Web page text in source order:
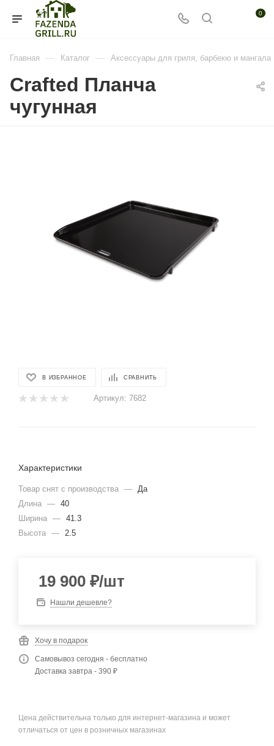
0
Главная — Каталог — Аксессуары для гриля, барбекю и мангала
Crafted Планча
чугунная
В ИЗБРАННОЕ СРАВНИТЬ
Артикул: 7682
Характеристики
Товар снят с производства — Да
Длина — 40
Ширина — 41.3
Высота — 2.5
19 900 ₽/шт
Нашли дешевле?
Хочу в подарок
Самовывоз сегодня - бесплатно
Доставка завтра - 390 ₽
Цена действительна только для интернет-магазина и может
отличаться от цен в розничных магазинах